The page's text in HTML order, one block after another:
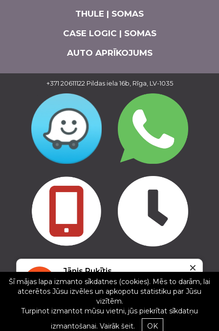
THULE | SOMAS
CASE LOGIC | SOMAS
AUTO APRĪKOJUMS
Copyright © 2016 - 2026, SIA Corelem Group
Mājas lapas izstrāde WEBstyle.lv
+371 20611122Pildas iela 16b, Rīga, LV-1035
Jānis Puķītis
5/5
13.12.2024
Lielisks preču piedāvājums, profesionāls
✕
Šī mājas lapa izmanto sīkdatnes (cookies). Mēs to darām, lai
atcerētos Jūsu izvēles un apkopotu statistiku par Jūsu
vizītēm.
Turpinot izmantot mūsu vietni, jūs piekrītat sīkdatņu
izmantošanai. Vairāk šeit. OK